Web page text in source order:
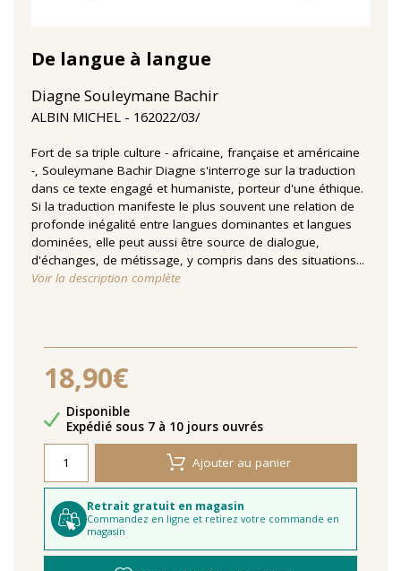
De langue à langue
Diagne Souleymane Bachir
ALBIN MICHEL 16‏/03‏/2022
Fort de sa triple culture - africaine, française et américaine
-, Souleymane Bachir Diagne s'interroge sur la traduction
dans ce texte engagé et humaniste, porteur d'une éthique.
Si la traduction manifeste le plus souvent une relation de
profonde inégalité entre langues dominantes et langues
dominées, elle peut aussi être source de dialogue,
d'échanges, de métissage, y compris dans des situations...
Voir la description complète
18,90€
Disponibilité
Disponible
Délais de livraison
Expédié sous 7 à 10 jours ouvrés
Ajouter au panier
Retrait gratuit en magasin
Commandez en ligne et retirez votre commande en
magasin